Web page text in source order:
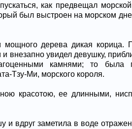
как предвещал
был выстроен на морском
дерева дикая корица.
внезапно увидел девушку,
камнями; то была
Тзу-Ми, морского короля.
красотою, ее длинными,
и вдруг заметила в воде